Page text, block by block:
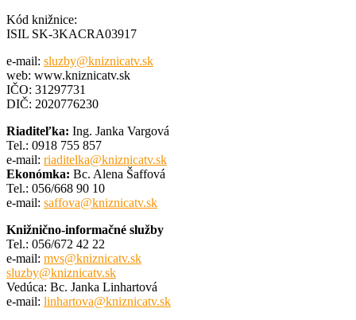
Kód knižnice:
ISIL SK-3KACRA03917
e-mail: sluzby@kniznicatv.sk
web: www.kniznicatv.sk
IČO: 31297731
DIČ: 2020776230
Riaditeľka: Ing. Janka Vargová
Tel.: 0918 755 857
e-mail: riaditelka@kniznicatv.sk
Ekonómka: Bc. Alena Šaffová
Tel.: 056/668 90 10
e-mail: saffova@kniznicatv.sk
Knižnično-informačné služby
Tel.: 056/672 42 22
e-mail: mvs@kniznicatv.sk
sluzby@kniznicatv.sk
Vedúca: Bc. Janka Linhartová
e-mail: linhartova@kniznicatv.sk